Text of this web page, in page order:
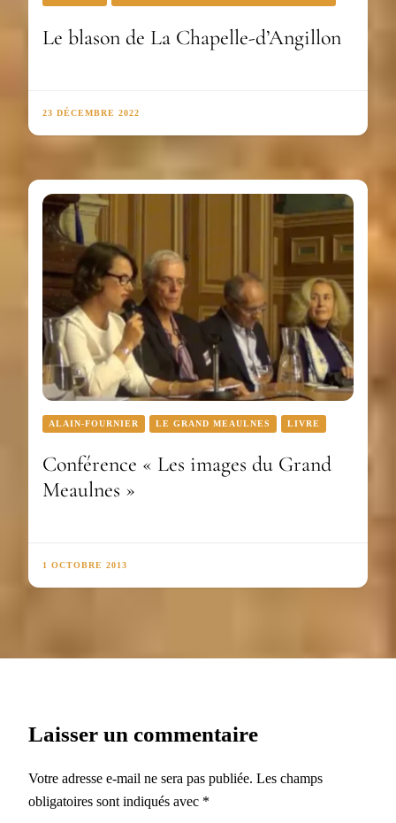
Le blason de La Chapelle-d’Angillon
23 DÉCEMBRE 2022
ALAIN-FOURNIER LE GRAND MEAULNES LIVRE
Conférence « Les images du Grand
Meaulnes »
1 OCTOBRE 2013
Laisser un commentaire
Votre adresse e-mail ne sera pas publiée. Les champs
obligatoires sont indiqués avec *